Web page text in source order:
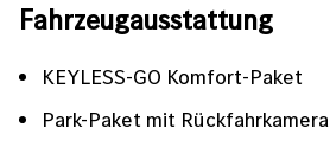
Fahrzeugausstattung
KEYLESS-GO Komfort-Paket
Park-Paket mit Rückfahrkamera